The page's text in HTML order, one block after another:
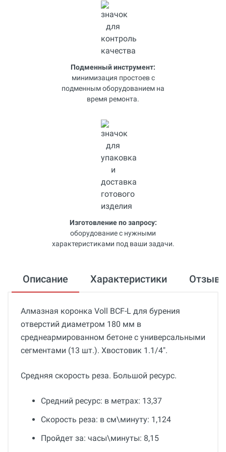
Подменный инструмент:
минимизация простоев с
подменным оборудованием на
время ремонта.
Изготовление по запросу:
оборудование с нужными
характеристиками под ваши задачи.
Описание Характеристики
Алмазная коронка Voll BCF-L для бурения
отверстий диаметром 180 мм в
среднеармированном бетоне с универсальными
сегментами (13 шт.). Хвостовик 1.1/4".
Средняя скорость реза. Большой ресурс.
Средний ресурс: в метрах: 13,37
Скорость реза: в см\минуту: 1,124
Пройдет за: часы\минуты: 8,15